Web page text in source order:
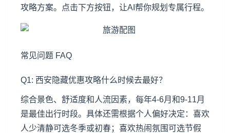
攻略方案。点击下方按钮，让AI帮你规划专属行程。
常见问题 FAQ
Q1: 西安隐藏优惠攻略什么时候去最好？
综合景色、舒适度和人流因素，每年4-6月和9-11月
是最佳出行时段。具体还需根据个人偏好决定：喜欢
人少清静可选冬季或初春；喜欢热闹氛围可选节假